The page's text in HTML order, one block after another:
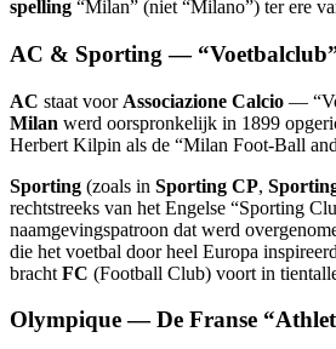
spelling “Milan” (niet “Milano”) ter ere
AC & Sporting —
AC staat voor Associazione Calcio —
Milan werd oorspronkelijk in 1899
Herbert Kilpin als de “Milan Foot-Ball
Sporting (zoals in Sporting CP,
rechtstreeks van het Engelse “Sporting
naamgevingspatroon dat werd
die het voetbal door heel Europa
bracht FC (Football Club) voort in
Olympique — De Franse